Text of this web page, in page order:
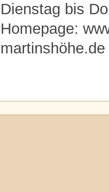
Dienstag bis
Homepage:
martinshöhe.de